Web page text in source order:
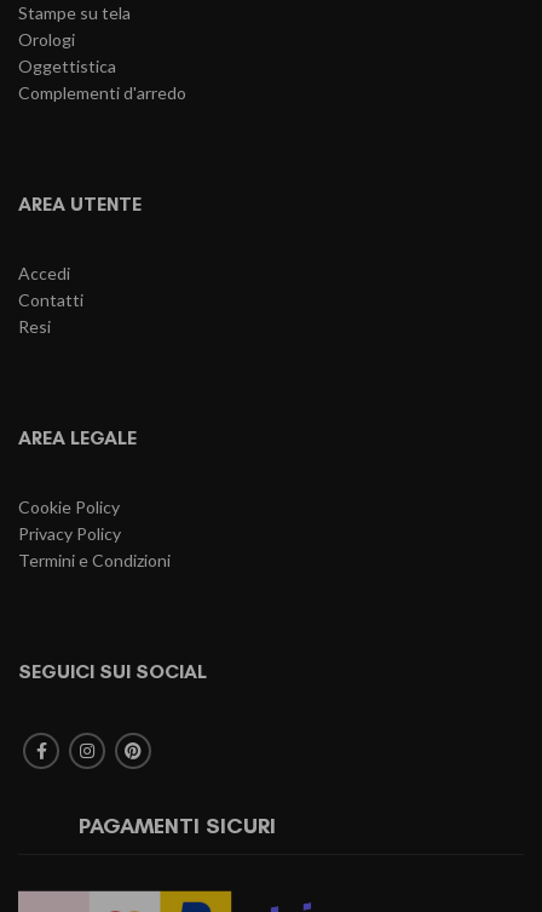
Stampe su tela
Orologi
Oggettistica
Complementi d'arredo
AREA UTENTE
Accedi
Contatti
Resi
AREA LEGALE
Cookie Policy
Privacy Policy
Termini e Condizioni
SEGUICI SUI SOCIAL
PAGAMENTI SICURI